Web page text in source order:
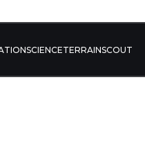
SCIENCETERRAINSCOUT